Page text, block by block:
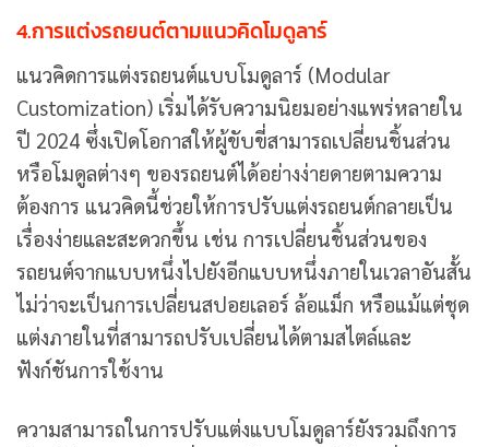
4.การแต่งรถยนต์ตามแนวคิดโมดูลาร์
แนวคิดการแต่งรถยนต์แบบโมดูลาร์ (Modular
Customization) เริ่มได้รับความนิยมอย่างแพร่หลายใน
ปี 2024 ซึ่งเปิดโอกาสให้ผู้ขับขี่สามารถเปลี่ยนชิ้นส่วน
หรือโมดูลต่างๆ ของรถยนต์ได้อย่างง่ายดายตามความ
ต้องการ แนวคิดนี้ช่วยให้การปรับแต่งรถยนต์กลายเป็น
เรื่องง่ายและสะดวกขึ้น เช่น การเปลี่ยนชิ้นส่วนของ
รถยนต์จากแบบหนึ่งไปยังอีกแบบหนึ่งภายในเวลาอันสั้น
ไม่ว่าจะเป็นการเปลี่ยนสปอยเลอร์ ล้อแม็ก หรือแม้แต่ชุด
แต่งภายในที่สามารถปรับเปลี่ยนได้ตามสไตล์และ
ฟังก์ชันการใช้งาน
ความสามารถในการปรับแต่งแบบโมดูลาร์ยังรวมถึงการ